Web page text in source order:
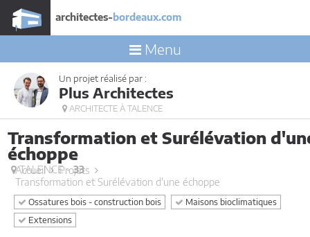
architectes- bordeaux.com
Menu
Un projet réalisé par :
Plus Architectes
ARCHITECTE À TALENCE
Transformation et Surélévation
échoppe
TALENCE -33
Accueil
Projets
Transformation et Surélévation d'une échoppe
Ossatures bois - construction bois
Maisons bioclimatiques
Extensions